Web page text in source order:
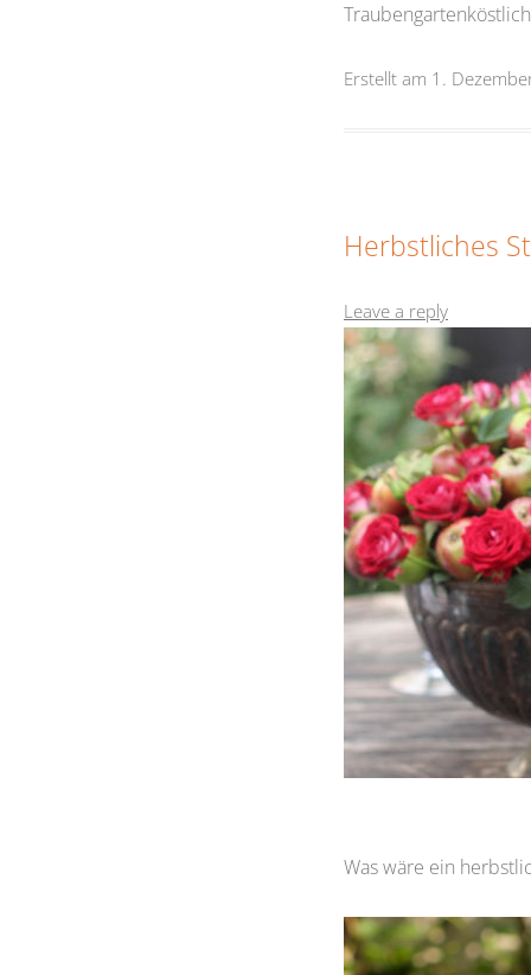
Erstellt am 1.
Herbstliches
Leave a reply
Was wäre ein